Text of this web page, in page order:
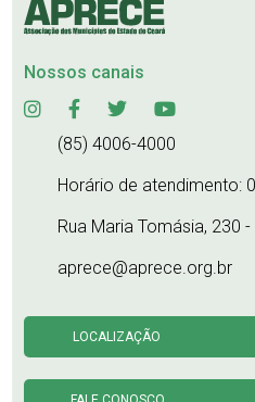
Nossos canais
(85) 4006-4000
Horário de atendimento:
Rua Maria Tomásia, 230
aprece@aprece.org.br
LOCALIZAÇÃO